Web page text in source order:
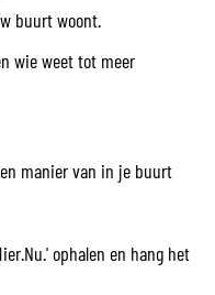
buurt woont.
wie weet tot meer
manier van in je buurt
ophalen en hang het